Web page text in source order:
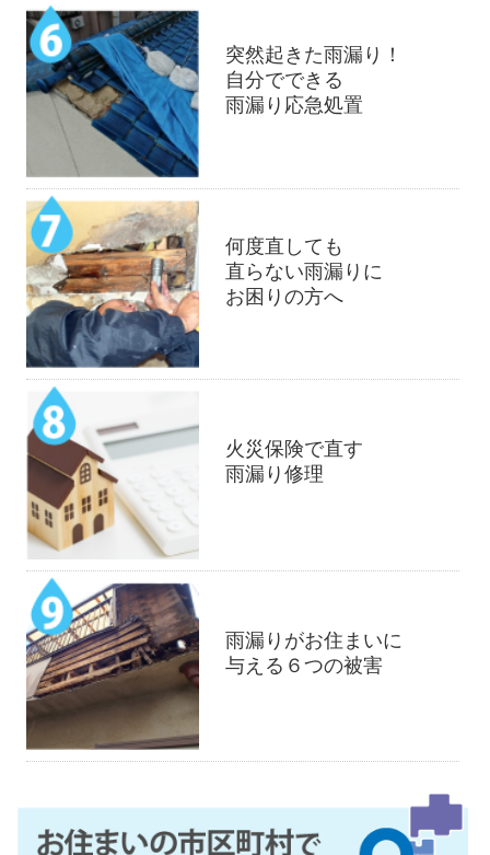
突然起きた雨漏り！
自分でできる
雨漏り応急処置
何度直しても
直らない雨漏りに
お困りの方へ
火災保険で直す
雨漏り修理
雨漏りがお住まいに
与える６つの被害